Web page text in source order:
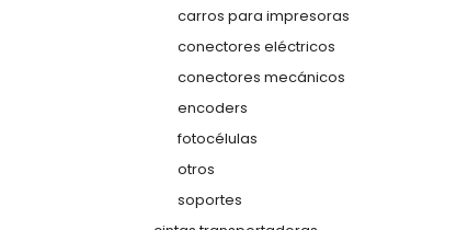
carros para impresoras
conectores eléctricos
conectores mecánicos
encoders
fotocélulas
otros
soportes